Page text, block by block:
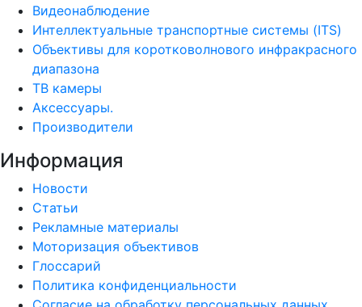
Видеонаблюдение
Интеллектуальные транспортные системы (ITS)
Объективы для коротковолнового инфракрасного
диапазона
ТВ камеры
Аксессуары.
Производители
Информация
Новости
Статьи
Рекламные материалы
Моторизация объективов
Глоссарий
Политика конфиденциальности